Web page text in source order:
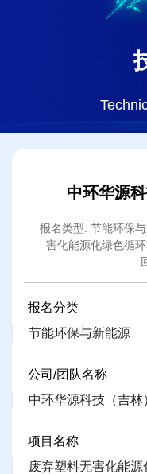
中环华源
报名类型: 节能环
害化能源化绿色循
报名分类
节能环保与新能源
公司/团队名称
中环华源科技（吉林
项目名称
废弃塑料无害化能